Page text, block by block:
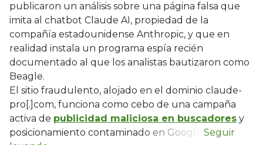
publicaron un análisis sobre una página falsa que
imita al chatbot Claude AI, propiedad de la
compañía estadounidense Anthropic, y que en
realidad instala un programa espía recién
documentado al que los analistas bautizaron como
Beagle.
El sitio fraudulento, alojado en el dominio claude-
pro[.]com, funciona como cebo de una campaña
activa de publicidad maliciosa en buscadores y
posicionamiento contaminado en Google.